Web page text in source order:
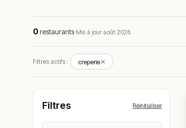
0restaurants·Mis à jour août 2026
Filtres actifs : creperie✕
Filtres Réinitialiser